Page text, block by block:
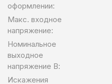
оформлении:
Макс. входное
напряжение:
Номинальное
выходное
напряжение В:
Искажения